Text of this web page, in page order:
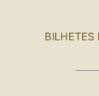
BILHETES